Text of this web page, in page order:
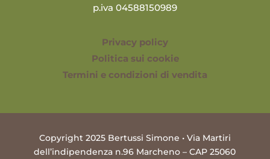
p.iva 04588150989
Privacy policy
Politica sui cookie
Termini e condizioni di vendita
Copyright 2025 Bertussi Simone • Via Martiri
dell’indipendenza n.96 Marcheno – CAP 25060